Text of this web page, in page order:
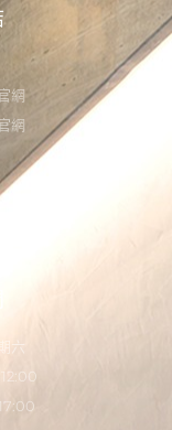
網
網
六